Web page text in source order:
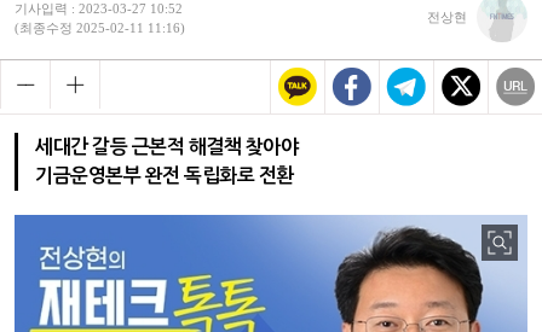
기사입력 : 2023-03-27 10:52
(최종수정 2025-02-11 11:16)
전상현
세대간 갈등 근본적 해결책 찾아야
기금운영본부 완전 독립화로 전환